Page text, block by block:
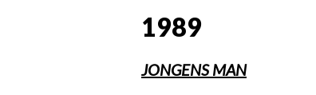
1989
JONGENS MAN